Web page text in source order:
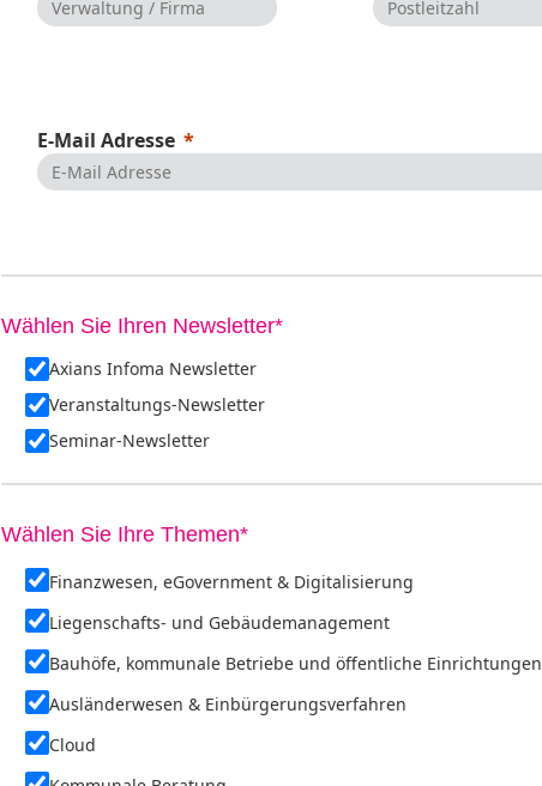
E-Mail Adresse
Wählen Sie Ihren Newsletter*
Axians Infoma Newsletter
Veranstaltungs-Newsletter
Seminar-Newsletter
Wählen Sie Ihre Themen*
Finanzwesen, eGovernment & Digitalisierung
Liegenschafts- und Gebäudemanagement
Bauhöfe, kommunale Betriebe und öffentliche Einrichtungen
Ausländerwesen & Einbürgerungsverfahren
Cloud